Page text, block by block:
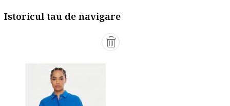
Istoricul tau de navigare